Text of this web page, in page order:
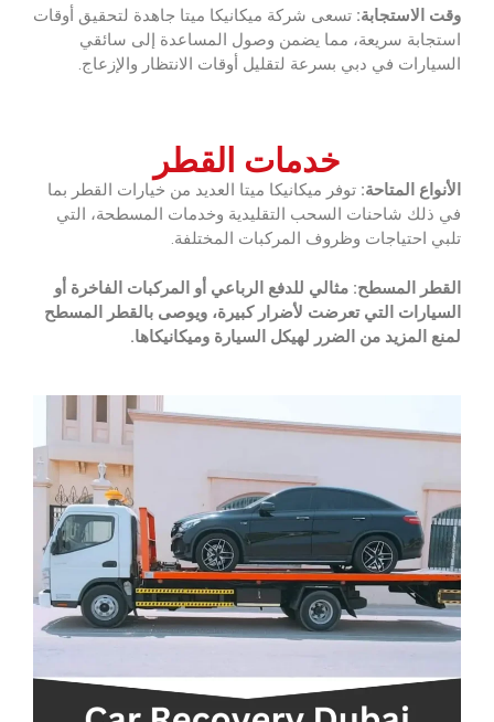
وقت الاستجابة: تسعى شركة ميكانيكا ميتا‏ جاهدة لتحقيق أوقات
استجابة سريعة، مما يضمن وصول المساعدة إلى سائقي
السيارات في دبي بسرعة لتقليل أوقات الانتظار والإزعاج.
خدمات القطر
الأنواع المتاحة: توفر ميكانيكا ميتا‏ العديد من خيارات القطر بما
في ذلك شاحنات السحب التقليدية وخدمات المسطحة، التي
تلبي احتياجات وظروف المركبات المختلفة.
القطر المسطح: مثالي للدفع الرباعي أو المركبات الفاخرة أو
السيارات التي تعرضت لأضرار كبيرة، ويوصى بالقطر المسطح
لمنع المزيد من الضرر لهيكل السيارة وميكانيكاها.